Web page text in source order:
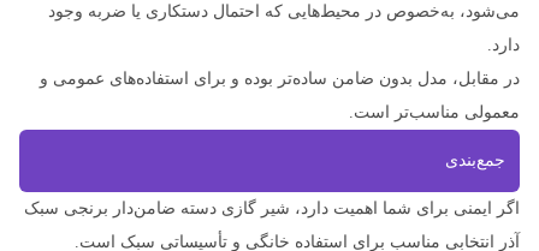
می‌شود، به‌خصوص در محیط‌هایی که احتمال دستکاری یا ضربه وجود
دارد.
در مقابل، مدل بدون ضامن ساده‌تر بوده و برای استفاده‌های عمومی و
معمولی مناسب‌تر است.
جمع‌بندی
اگر ایمنی برای شما اهمیت دارد، شیر گازی دسته ضامن‌دار برنجی سبک
آذر انتخابی مناسب برای استفاده خانگی و تأسیساتی سبک است.